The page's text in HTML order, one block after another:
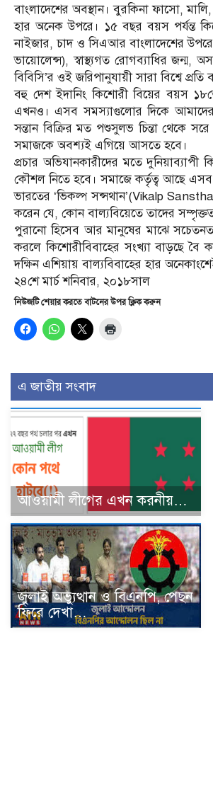
বাংলাদেশের অবস্থান। বুরকিনা ফাসো,
হার অনেক উপরে। ১৫ বছর বয়স পর্যন্ত
নাইজার, চাদ ও সিএআর বাংলাদেশের
ভায়োলেন্স), স্বাস্থ্যগত রোগব্যাধির জন্ম,
বিবিসি’র ওই জরিপানুযায়ী সারা বিশ্বে
বহু দেশ ইদানিং কিশোরী বিয়ের বয়স
এখনও। এসব সমস্যাগুলোর দিকে আমাদের
সন্তান বিক্রির মত পশুসুলভ চিন্তা থেকে
সমাজকে অবশ্যই এগিয়ে আসতে হবে।
প্রচার অভিযানকারীদের মতে
কৌশল নিতে হবে। সমাজে কর্তৃত্ব আছে
ভারতের ‘ভিকল্প সন্সথান’(Vikalp
করেন যে, কোন বাল্যবিয়েতে তাদের
পুরানো হিসেব আর মানুষের মাঝে
করলে কিশোরীবিবাহের সংখ্যা বাড়ছে
দক্ষিন এশিয়ায় বাল্যবিবাহের হার
২৪শে মার্চ শনিবার, ২০১৮সাল
নিউজটি শেয়ার করতে বাটনের উপর ক্লিক করুন
এ জাতীয় সংবাদ
আওয়ামী লীগের এখন করনীয়…
জুলাই অভ্যুত্থান ও বিএনপি, পেছন
ফিরে দেখা…